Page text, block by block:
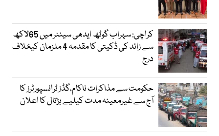
کراچی: سہراب گوٹھ ایدھی سینٹر میں 65لاکھ
سے زائد کی ڈکیتی کا مقدمہ 4 ملزمان کیخلاف
درج
حکومت سے مذاکرات ناکام،گڈز ٹرانسپورٹرز کا
آج سے غیرمعینہ مدت کیلیے ہڑتال کا اعلان